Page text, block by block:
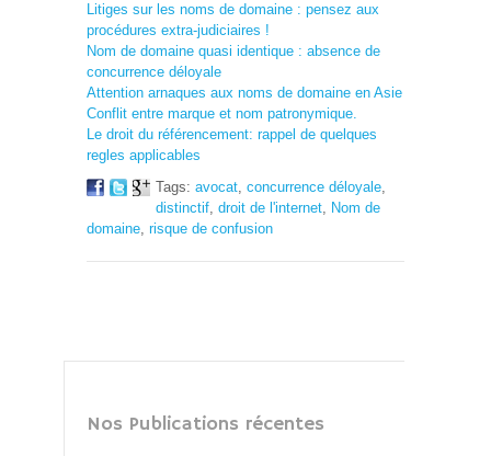
Litiges sur les noms de domaine : pensez aux
procédures extra-judiciaires !
Nom de domaine quasi identique : absence de
concurrence déloyale
Attention arnaques aux noms de domaine en Asie
Conflit entre marque et nom patronymique.
Le droit du référencement: rappel de quelques
regles applicables
Tags: avocat, concurrence déloyale,
distinctif, droit de l'internet, Nom de
domaine, risque de confusion
Nos Publications récentes